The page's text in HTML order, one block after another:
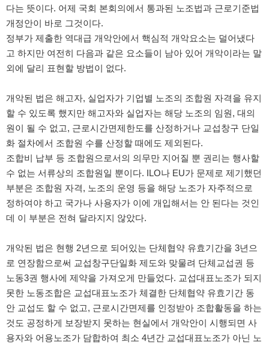
다는 뜻이다. 어제 국회 본회의에서 통과된 노조법과 근로기준법
개정안이 바로 그것이다.
정부가 제출한 역대급 개악안에서 핵심적 개악요소는 덜어냈다
고 하지만 여전히 다음과 같은 요소들이 남아 있어 개악이라는 말
외에 달리 표현할 방법이 없다.
개악된 법은 해고자, 실업자가 기업별 노조의 조합원 자격을 유지
할 수 있도록 했지만 해고자와 실업자는 해당 노조의 임원, 대의
원이 될 수 없고, 근로시간면제한도를 산정하거나 교섭창구 단일
화 절차에서 조합원 수를 산정할 때에도 제외된다.
조합비 납부 등 조합원으로서의 의무만 지어질 뿐 권리는 행사할
수 없는 서류상의 조합원일 뿐이다. ILO나 EU가 문제로 제기했던
부분은 조합원 자격, 노조의 운영 등을 해당 노조가 자주적으로
정하여야 하고 국가나 사용자가 이에 개입해서는 안 된다는 것인
데 이 부분은 전혀 달라지지 않았다.
개악된 법은 현행 2년으로 되어있는 단체협약 유효기간을 3년으
로 연장함으로써 교섭창구단일화 제도와 맞물려 단체교섭권 등
노동3권 행사에 제약을 가져오게 만들었다. 교섭대표노조가 되지
못한 노동조합은 교섭대표노조가 체결한 단체협약 유효기간 동
안 교섭도 할 수 없고, 근로시간면제를 인정받아 조합활동을 하는
것도 공정하게 보장받지 못하는 현실에서 개악안이 시행되면 사
용자와 어용노조가 담합하여 최소 4년간 교섭대표노조가 아닌 노